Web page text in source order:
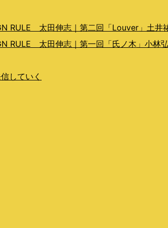
RULE 太田伸志｜第二回「Louver」土井
RULE 太田伸志｜第一回「氏ノ木」小林
していく